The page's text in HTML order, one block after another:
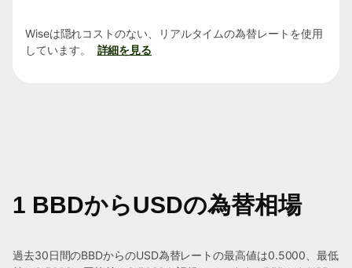
Wiseは隠れコストのない、リアルタイムの為替レートを使用
しています。
詳細を見る
1 BBDからUSDの為替相場
過去30日間のBBDからのUSD為替レートの最高値は0.5000、最低